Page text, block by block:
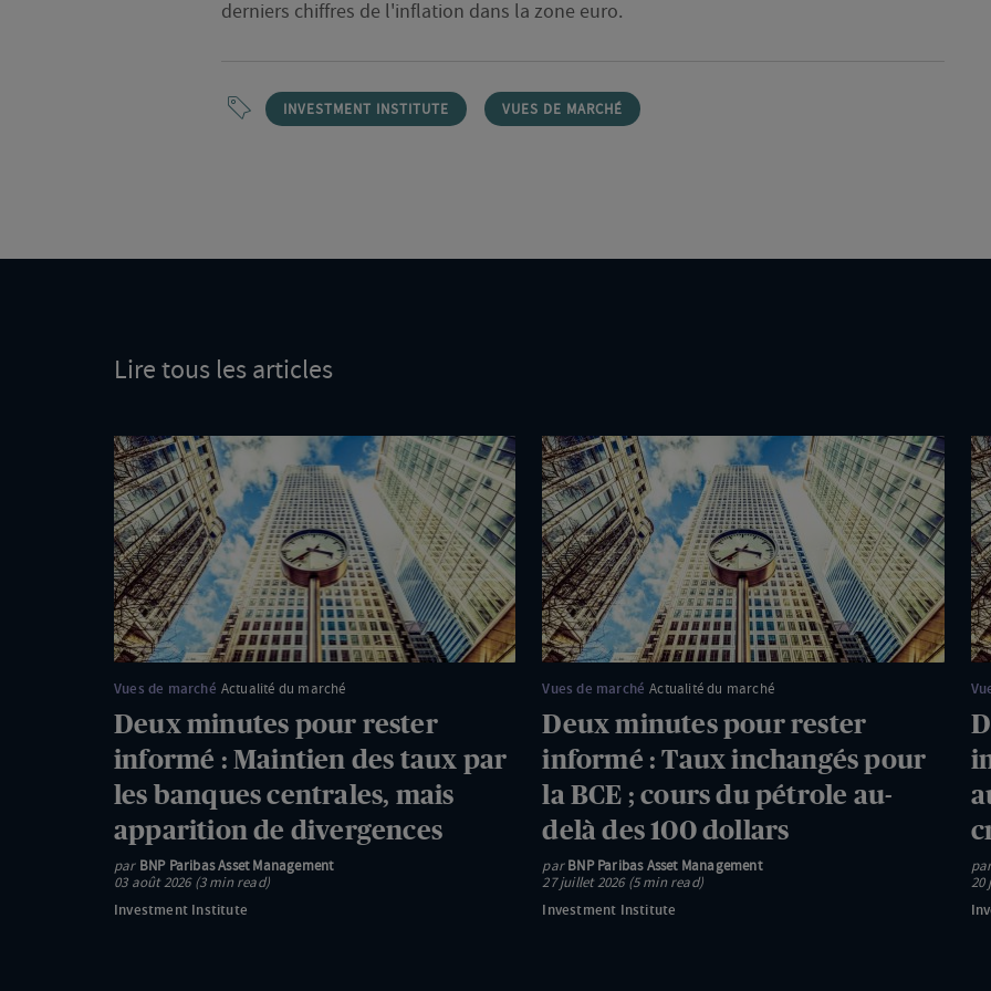
derniers chiffres de l'inflation dans la zone euro.
INVESTMENT INSTITUTE VUES DE MARCHÉ
Lire tous les articles
Deux
minutes
pour
rester
informé
:
Maintien
des
taux
par
les
banques
centrales,
mais
apparition
Vues de marché Actualité du marché
Deux minutes pour rester
informé : Maintien des taux par
les banques centrales, mais
apparition de divergences
par BNP Paribas Asset Management
03 août 2026 (3 min read)
Investment Institute
Deux
minutes
pour
rester
informé
:
Taux
inchangés
pour
la
BCE
;
cours
du
pétrole
au-
Vues de marché Actualité du marché
Deux minutes pour rester
informé : Taux inchangés pour
la BCE ; cours du pétrole au-
delà des 100 dollars
parBNP Paribas Asset Management
27 juillet 2026 (5 min read)
Investment Institute
:
au
;
de
20